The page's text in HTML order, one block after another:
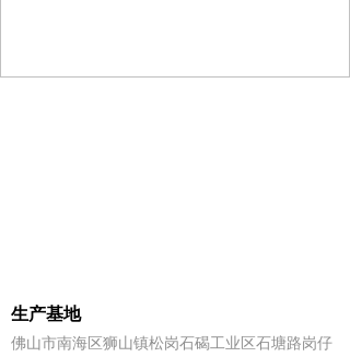
生产基地
佛山市南海区狮山镇松岗石碣工业区石塘路岗仔